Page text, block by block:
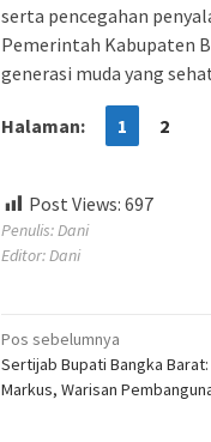
serta pencegahan
Pemerintah Kabupaten
generasi muda yang
Halaman: 1 2
Post Views: 697
Penulis: Dani
Editor: Dani
Navigasi
pos
Pos sebelumnya
Sertijab Bupati Bangka
Markus, Warisan